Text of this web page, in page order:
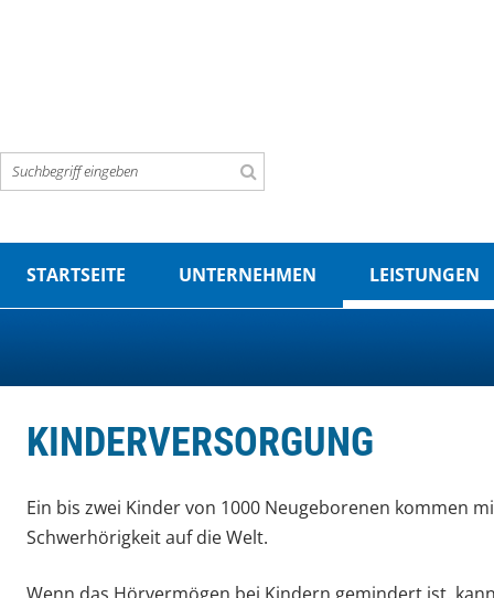
STARTSEITE UNTERNEHMEN LEISTUNGEN
KINDERVERSORGUNG
Ein bis zwei Kinder von 1000 Neugeborenen kommen
Schwerhörigkeit auf die Welt.